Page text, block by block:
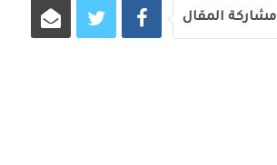
مشاركة المقال